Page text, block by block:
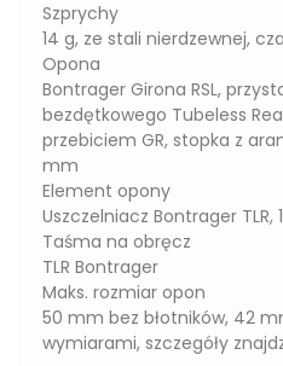
Szprychy
14 g, ze stali nierdzewnej,
Opona
Bontrager Girona RSL,
bezdętkowego Tubeless
przebiciem GR, stopka z
mm
Element opony
Uszczelniacz Bontrager TLR,
Taśma na obręcz
TLR Bontrager
Maks. rozmiar opon
50 mm bez błotników, 42
wymiarami, szczegóły